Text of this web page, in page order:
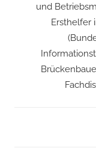
und
Ersthelfer